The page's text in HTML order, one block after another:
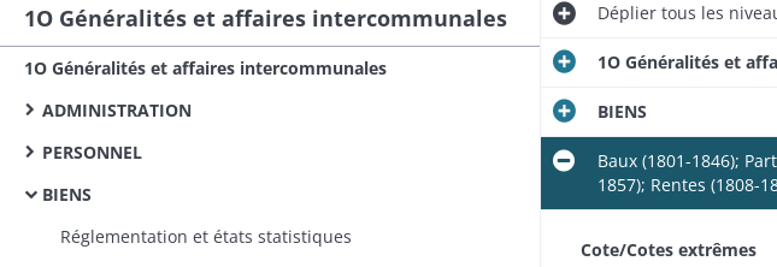
1O Généralités et affaires intercommunales
1O Généralités et affaires intercommunales
ADMINISTRATION
PERSONNEL
BIENS
Réglementation et états statistiques
Dépliertous les
1O Généralités et
BIENS
Baux (1801-1846);
1857); Rentes (1808-
Cote/Cotes extrêmes